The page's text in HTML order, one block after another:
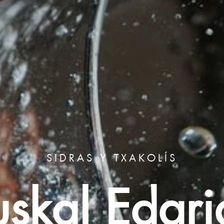
SIDRAS Y TXAKOLÍS